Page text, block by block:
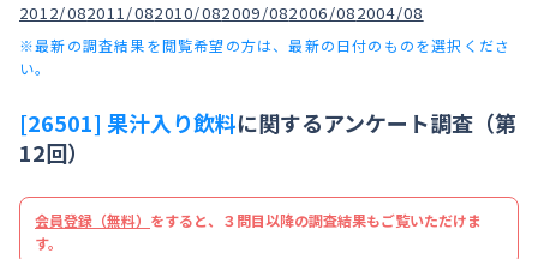
2012/082011/082010/082009/082006/082004/08
※最新の調査結果を閲覧希望の方は、最新の日付のものを選択くださ
い。
[26501] 果汁入り飲料に関するアンケート調査（第
12回）
会員登録（無料） をすると、３問目以降の調査結果もご覧いただけま
す。